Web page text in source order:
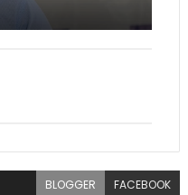
BLOGGER FACEBOOK